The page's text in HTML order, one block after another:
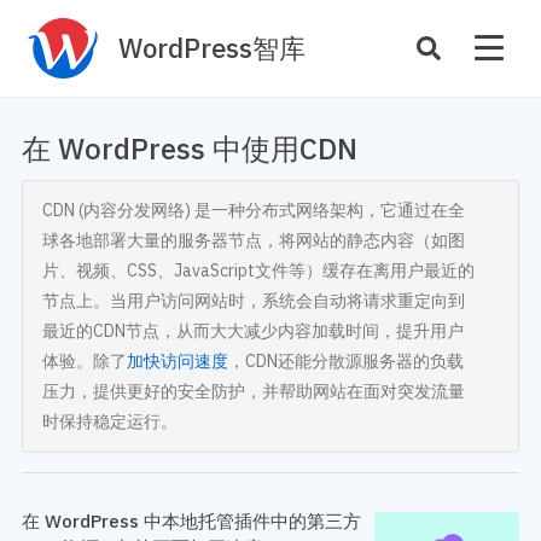
WordPress智库
主机托管 性能优化
SEO与全站运营
案例
主题案例
插件案例
商店
插件商店
资源
主题推荐
在 WordPress 中使用CDN
CDN (内容分发网络) 是一种分布式网络架构，它通过在全
球各地部署大量的服务器节点，将网站的静态内容（如图
片、视频、CSS、JavaScript文件等）缓存在离用户最近的
节点上。当用户访问网站时，系统会自动将请求重定向到
最近的CDN节点，从而大大减少内容加载时间，提升用户
体验。除了加快访问速度，CDN还能分散源服务器的负载
压力，提供更好的安全防护，并帮助网站在面对突发流量
时保持稳定运行。
在 WordPress 中本地托管插件中的第三方